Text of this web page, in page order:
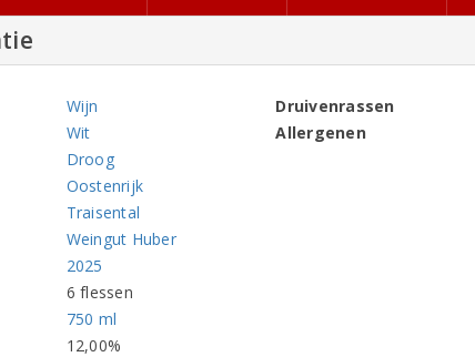
Wijn
Wit
Droog
Oostenrijk
Traisental
Weingut Huber
2025
6 flessen
750 ml
12,00%
Druivenrassen
Allergenen